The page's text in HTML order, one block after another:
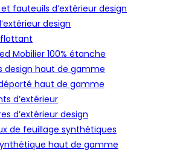
fauteuils d’extérieur design
design
flottant
Mobilier 100% étanche
design haut de gamme
haut de gamme
d’extérieur
d’extérieur design
de feuillage synthétiques
haut de gamme